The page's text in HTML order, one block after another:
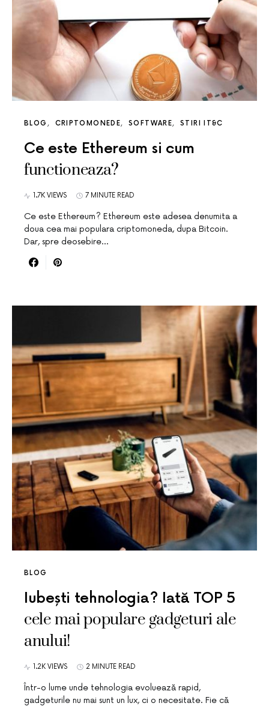
BLOG CRIPTOMONEDE SOFTWARE STIRI IT&C
Ce este Ethereum si cum
functioneaza?
1.7K VIEWS 7 MINUTE READ
Ce este Ethereum? Ethereum este adesea denumita a
doua cea mai populara criptomoneda, dupa Bitcoin.
Dar, spre deosebire…
BLOG
Iubești tehnologia? Iată TOP 5
cele mai populare gadgeturi ale
anului!
1.2K VIEWS 2 MINUTE READ
Într-o lume unde tehnologia evoluează rapid,
gadgeturile nu mai sunt un lux, ci o necesitate. Fie că